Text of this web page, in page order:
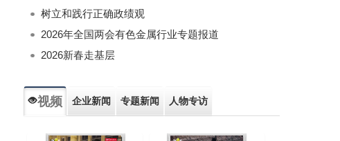
树立和践行正确政绩观
2026年全国两会有色金属行业专题报道
2026新春走基层
视频 企业新闻 专题新闻 人物专访